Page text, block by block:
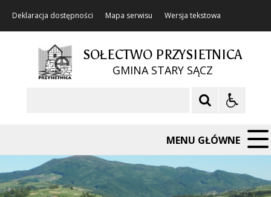
Deklaracja dostępności Mapa serwisu Wersja tekstowa
SOŁECTWO PRZYSIETNICA
GMINA STARY SĄCZ
MENU GŁÓWNE